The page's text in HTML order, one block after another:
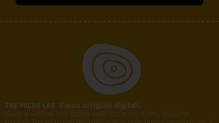
THE MICRO LAB. Siamo artigiani digitali.
Flavia e Andrea, una coppia nella vita e nel lavoro, abbiamo